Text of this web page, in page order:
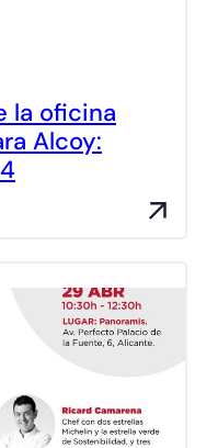
la oficina
Alcoy: